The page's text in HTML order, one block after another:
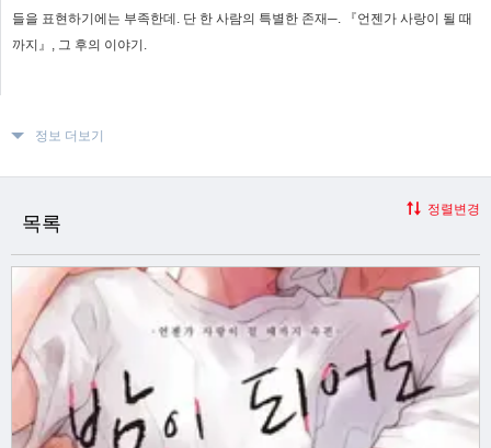
들을 표현하기에는 부족한데. 단 한 사람의 특별한 존재─. 『언젠가 사랑이 될 때
까지』, 그 후의 이야기.
정보 더보기
목록
정렬변경